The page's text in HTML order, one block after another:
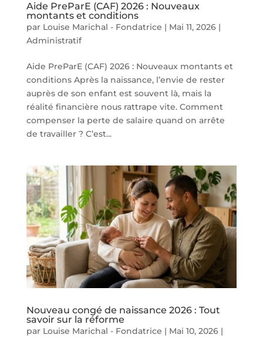
Aide PreParE (CAF) 2026 : Nouveaux
montants et conditions
par Louise Marichal - Fondatrice | Mai 11, 2026|
Administratif
Aide PreParE (CAF) 2026 : Nouveaux montants et
conditions Après la naissance, l’envie de rester
auprès de son enfant est souvent là, mais la
réalité financière nous rattrape vite. Comment
compenser la perte de salaire quand on arrête
de travailler ? C’est...
Nouveau congé de naissance 2026 : Tout
savoir sur la réforme
par Louise Marichal - Fondatrice | Mai 10, 2026|